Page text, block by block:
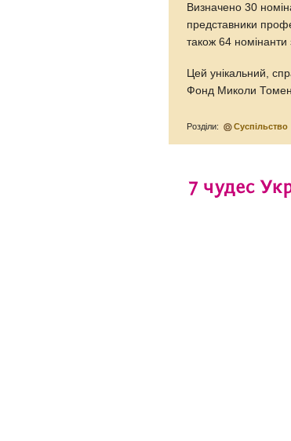
Визначено 30
представники
також 64 номінанти
Цей унікальний,
Фонд Миколи
Розділи: Суспільство